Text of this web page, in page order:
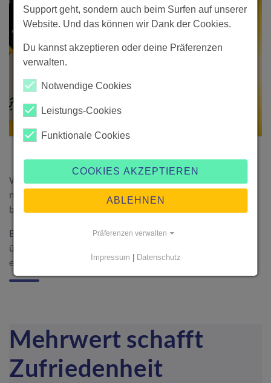
Wirke beim Kommunizieren stets glaubhaft, prägnant und
nie aufdringlich. Fühlt sich der oder die Auftraggebende
bedrängt, riskierst du, keinen Zuschlag zu erhalten.
Beste Chancen hast du, wenn du die Anbietenden davon
überzeugst, genau die gewünschten Dienstleistungen zu
erbringen.
Mehrwert schafft
Zufriedenheit
Support geht, sondern auch beim Surfen auf unserer
Website. Und das können wir Dank der Cookies.
Du kannst akzeptieren oder deine Präferenzen
verwalten.
Notwendige Cookies
Leistungs-Cookies
Funktionale Cookies
COOKIES AKZEPTIEREN
ABLEHNEN
Präferenzen verwalten
Impressum Datenschutz